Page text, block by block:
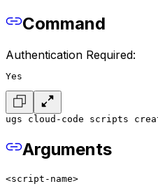
Command
Authentication Required:
Yes
ugs cloud-code scripts
Arguments
<script-name>